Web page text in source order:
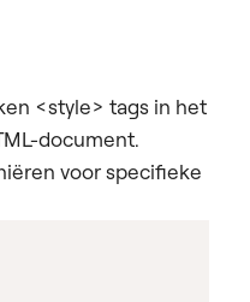
<style> tags in het
document.
voor specifieke